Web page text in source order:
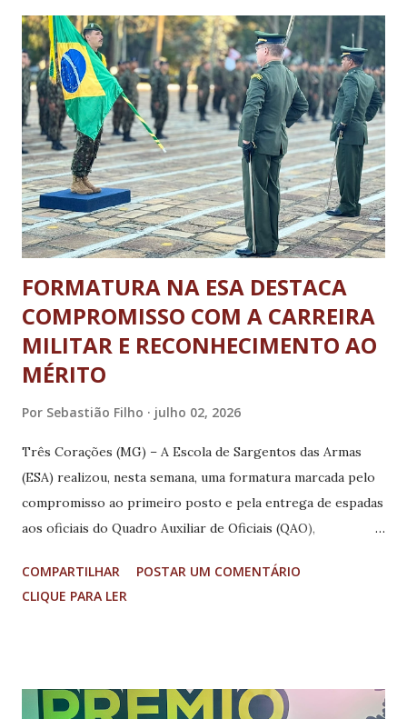
Estado de Minas Gerais (TCEMG) acaba de divulgar estudo
sobre os vínculos e cargas de trabalho nas prefeituras
mineiras. O relatório técnico , recém-produzido pela
Diretoria de Fiscalização Integrada e Inteligência (Suricato)
da Casa de Contas mineira, traz um diagnóstico impactante:
a expressiva maioria do funcionalismo público municipal
mineiro já atua dentro do limite de horas semanais
trabalhadas proposto pelo governo federal. De um
univers...
FORMATURA NA ESA DESTACA
COMPROMISSO COM A CARREIRA
MILITAR E RECONHECIMENTO AO
MÉRITO
Por Sebastião Filho julho 02, 2026
Três Corações (MG) – A Escola de Sargentos das Armas
(ESA) realizou, nesta semana, uma formatura marcada pelo
compromisso ao primeiro posto e pela entrega de espadas
aos oficiais do Quadro Auxiliar de Oficiais (QAO),
Durante a solenidade, também foram homenageados os
integrantes da equipe Sargento Max Wolff Filho, em
participou da competição ao lado de escolas de formação
COMPARTILHAR
POSTAR UM COMENTÁRIO
CLIQUE PARA LER